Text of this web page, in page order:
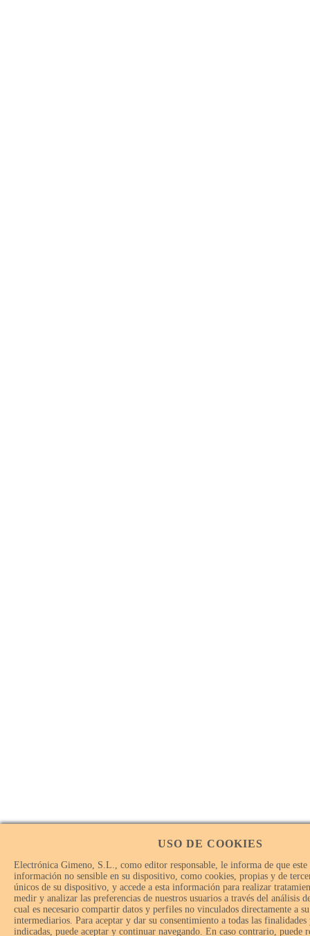
USO DE COOKIES
Electrónica Gimeno, S.L., como editor responsable, le informa de que este
información no sensible en su dispositivo, como cookies, propias y de
únicos de su dispositivo, y accede a esta información para realizar
medir y analizar las preferencias de nuestros usuarios a través del análisis
cual es necesario compartir datos y perfiles no vinculados directamente a
intermediarios. Para aceptar y dar su consentimiento a todas las
indicadas, puede aceptar y continuar navegando. En caso contrario, puede